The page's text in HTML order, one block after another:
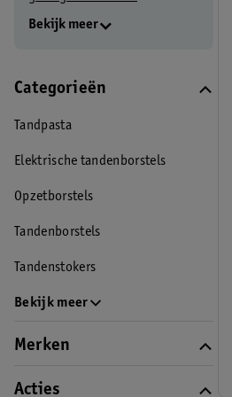
Bekijk meer
Categorieën
Tandpasta
Elektrische tandenborstels
Opzetborstels
Tandenborstels
Tandenstokers
Bekijk meer
Merken
Acties